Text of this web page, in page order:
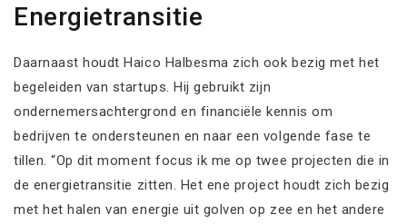
Energietransitie
Daarnaast houdt Haico Halbesma zich ook bezig met het
begeleiden van startups. Hij gebruikt zijn
ondernemersachtergrond en financiële kennis om
bedrijven te ondersteunen en naar een volgende fase te
tillen. “Op dit moment focus ik me op twee projecten die in
de energietransitie zitten. Het ene project houdt zich bezig
met het halen van energie uit golven op zee en het andere